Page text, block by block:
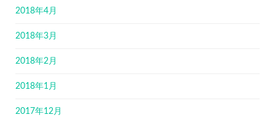
2018年4月
2018年3月
2018年2月
2018年1月
2017年12月